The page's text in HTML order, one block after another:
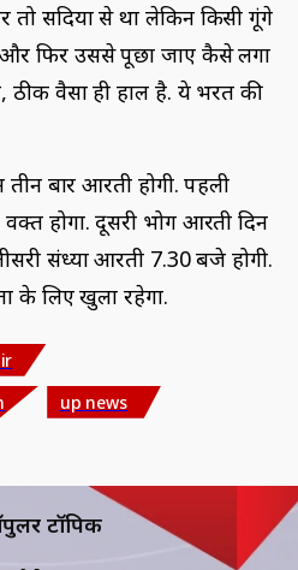
तो सदियों से था लेकिन किसी गूंगे
फिर उससे पूछा जाए कैसे लगा
ठीक वैसा ही हाल है. ये भरत की
बार आरती होगी. पहली
होगा. दूसरी भोग आरती दिन
संध्या आरती 7.30 बजे होगी.
के लिए खुला रहेगा.
up news
टॉपिक